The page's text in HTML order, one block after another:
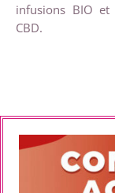
infusions BIO et
CBD.